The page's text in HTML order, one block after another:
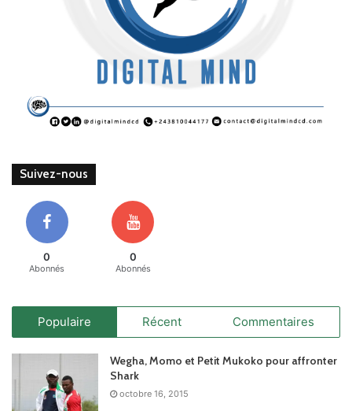
Suivez-nous
0
Abonnés
0
Abonnés
Populaire Récent Commentaires
Wegha, Momo et Petit Mukoko pour affronter
Shark
octobre 16, 2015